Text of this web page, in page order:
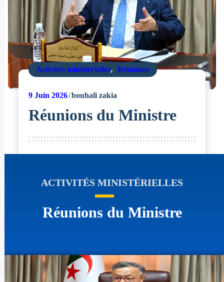
Activités ministérielles, Réunions
9Juin 2026 bouhali zakia
Réunions du Ministre
ACTIVITÉS MINISTÉRIELLES
Réunions du Ministre